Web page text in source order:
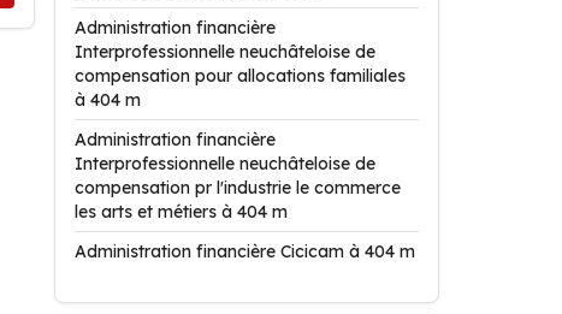
Administration financière
Interprofessionnelle neuchâteloise de
compensation pour allocations familiales
à 404 m
Administration financière
Interprofessionnelle neuchâteloise de
compensation pr l'industrie le commerce
les arts et métiers à 404 m
Administration financière Cicicam à 404 m